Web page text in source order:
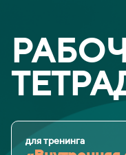
для тренинга